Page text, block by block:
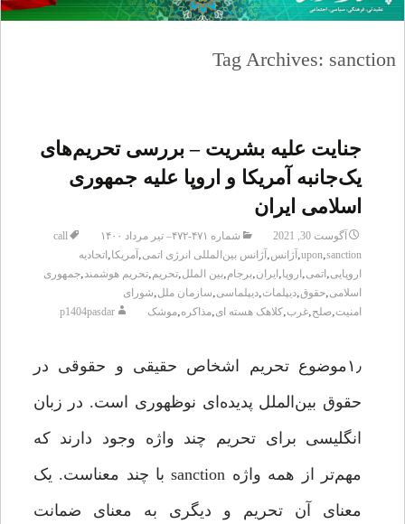
Tag Archives: sanction
جنایت علیه بشریت – بررسی تحریم‌های
یک‌جانبه آمریکا و اروپا علیه جمهوری
اسلامی ایران
آگوست 30, 2021 شماره ۴۷۱-۴۷۲– تیر مرداد ۱۴۰۰
call
upon,sanction
, آژانس, آژانس بین‌المللی انرژی اتمی, آمریکا, اتحادیه
اروپایی, اتمی, اروپا, ایران,برجام,بین الملل,تحریم,تحریم هوشمند,جمهوری
اسلامی,حقوق,دیپلمات,دیپلماسی,سازمان ملل,شورای
امنیت,صلح,غرب,کلاهک هسته ای,مذاکره,موشک p1404pasdar
۱٫موضوع تحریم اشخاص حقیقی و حقوقی در
حقوق بین‌الملل پدیده‌ای نوظهوری است. در زبان
انگلیسی برای تحریم چند واژه وجود دارند که
مهم‌تر از همه واژه sanction با چند معناست. یک
معنای آن تحریم و دیگری به معنای ضمانت